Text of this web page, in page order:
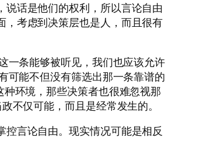
话是他们的权利，所以言论自由
，考虑到决策层也是人，而且很有
一条能够被听见，我们也应该允许
可能不但没有筛选出那一条靠谱的
环境，那些决策者也很难忽视那
不仅可能，而且是经常发生的。
言论自由。现实情况可能是相反